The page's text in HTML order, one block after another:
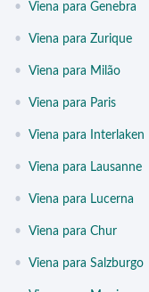
• Viena para Genebra
• Viena para Zurique
• Viena para Milão
• Viena para Paris
• Viena para Interlaken
• Viena para Lausanne
• Viena para Lucerna
• Viena para Chur
• Viena para Salzburgo